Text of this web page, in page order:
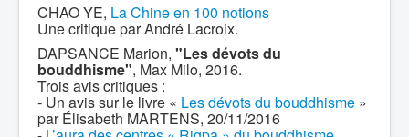
CHAO YE, La Chine en 100 notions
Une critique par André Lacroix.
DAPSANCE Marion, "Les dévots du
bouddhisme", Max Milo, 2016.
Trois avis critiques :
- Un avis sur le livre « Les dévots du bouddhisme »
par Élisabeth MARTENS, 20/11/2016